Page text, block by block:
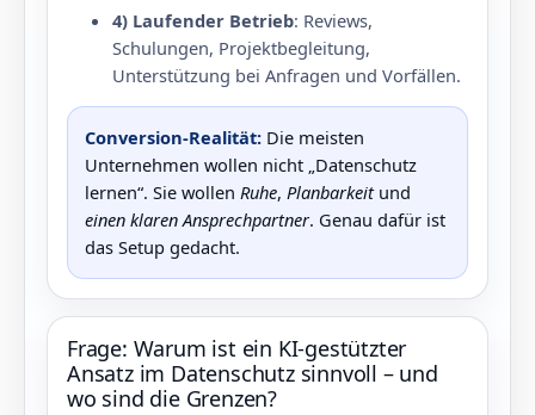
4) Laufender Betrieb: Reviews,
Schulungen, Projektbegleitung,
Unterstützung bei Anfragen und Vorfällen.
Conversion‑Realität: Die meisten
Unternehmen wollen nicht „Datenschutz
lernen“. Sie wollen Ruhe, Planbarkeitund
einen klaren Ansprechpartner. Genau dafür ist
das Setup gedacht.
Frage: Warum ist ein KI‑gestützter
Ansatz im Datenschutz sinnvoll – und
wo sind die Grenzen?